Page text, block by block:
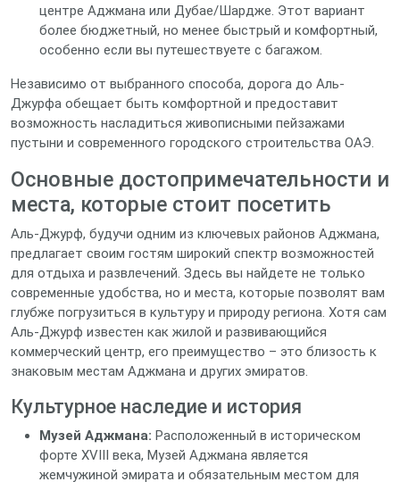
центре Аджмана или Дубае/Шардже. Этот вариант
более бюджетный, но менее быстрый и комфортный,
особенно если вы путешествуете с багажом.
Независимо от выбранного способа, дорога до Аль-
Джурфа обещает быть комфортной и предоставит
возможность насладиться живописными пейзажами
пустыни и современного городского строительства ОАЭ.
Основные достопримечательности и
места, которые стоит посетить
Аль-Джурф, будучи одним из ключевых районов Аджмана,
предлагает своим гостям широкий спектр возможностей
для отдыха и развлечений. Здесь вы найдете не только
современные удобства, но и места, которые позволят вам
глубже погрузиться в культуру и природу региона. Хотя сам
Аль-Джурф известен как жилой и развивающийся
коммерческий центр, его преимущество – это близость к
знаковым местам Аджмана и других эмиратов.
Культурное наследие и история
Музей Аджмана: Расположенный в историческом
форте XVIII века, Музей Аджмана является
жемчужиной эмирата и обязательным местом для